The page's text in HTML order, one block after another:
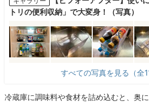
トリの便利収納」で大変身！（写真）
すべての写真を見る（全
冷蔵庫に調味料や食材を詰め込むと、奥